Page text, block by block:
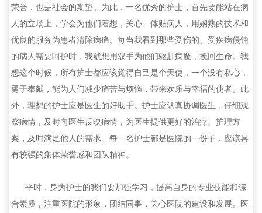
荣誉，也是社会的期望。为此，一名优秀的护士，首先要能站在病
人的立场上，学会为他们着想，关心、体贴病人，用娴熟的技术和
优良的服务为患者清除病痛。每当我看到那些受伤的、受疾病侵蚀
的病人需要呵护时，我就想用双手为他们驱赶病魔，挽回生命。我
想这个时候，所有护士都应该觉得自己是个天使，一个没有私心，
勇于奉献，能为人们减少痛苦与烦恼，带来欢乐与幸福的使者。此
外，理想的护士应是医生的好助手。护士应认真协调医生，仔细观
察病情，及时向医生反映病情，为医生提供更好的治疗、护理方
案，及时满足他人的需求。每一名护士都是医院的一份子，应该具
有较强的集体荣誉感和团队精神。
平时，身为护士的我们要加强学习，提高自身的专业技能和综
合素质，注重医院的形象，团结同事，关心医院的建设和发展。医